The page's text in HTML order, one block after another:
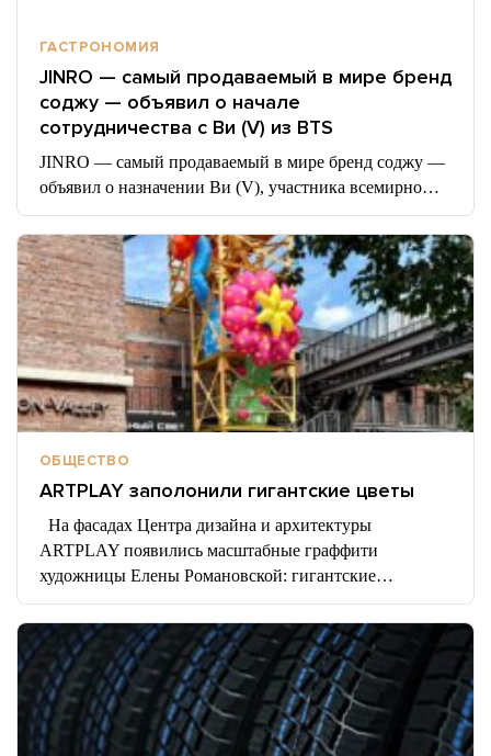
ГАСТРОНОМИЯ
JINRO — самый продаваемый в мире бренд
соджу — объявил о начале
сотрудничества с Ви (V) из BTS
JINRO — самый продаваемый в мире бренд соджу —
объявил о назначении Ви (V), участника всемирно…
ОБЩЕСТВО
ARTPLAY заполонили гигантские цветы
На фасадах Центра дизайна и архитектуры
ARTPLAY появились масштабные граффити
художницы Елены Романовской: гигантские…